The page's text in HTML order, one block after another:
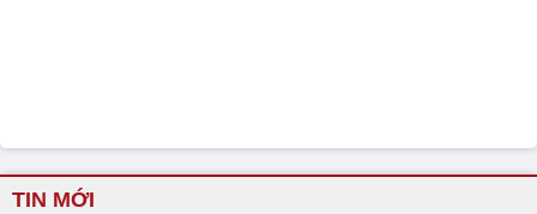
TIN MỚI